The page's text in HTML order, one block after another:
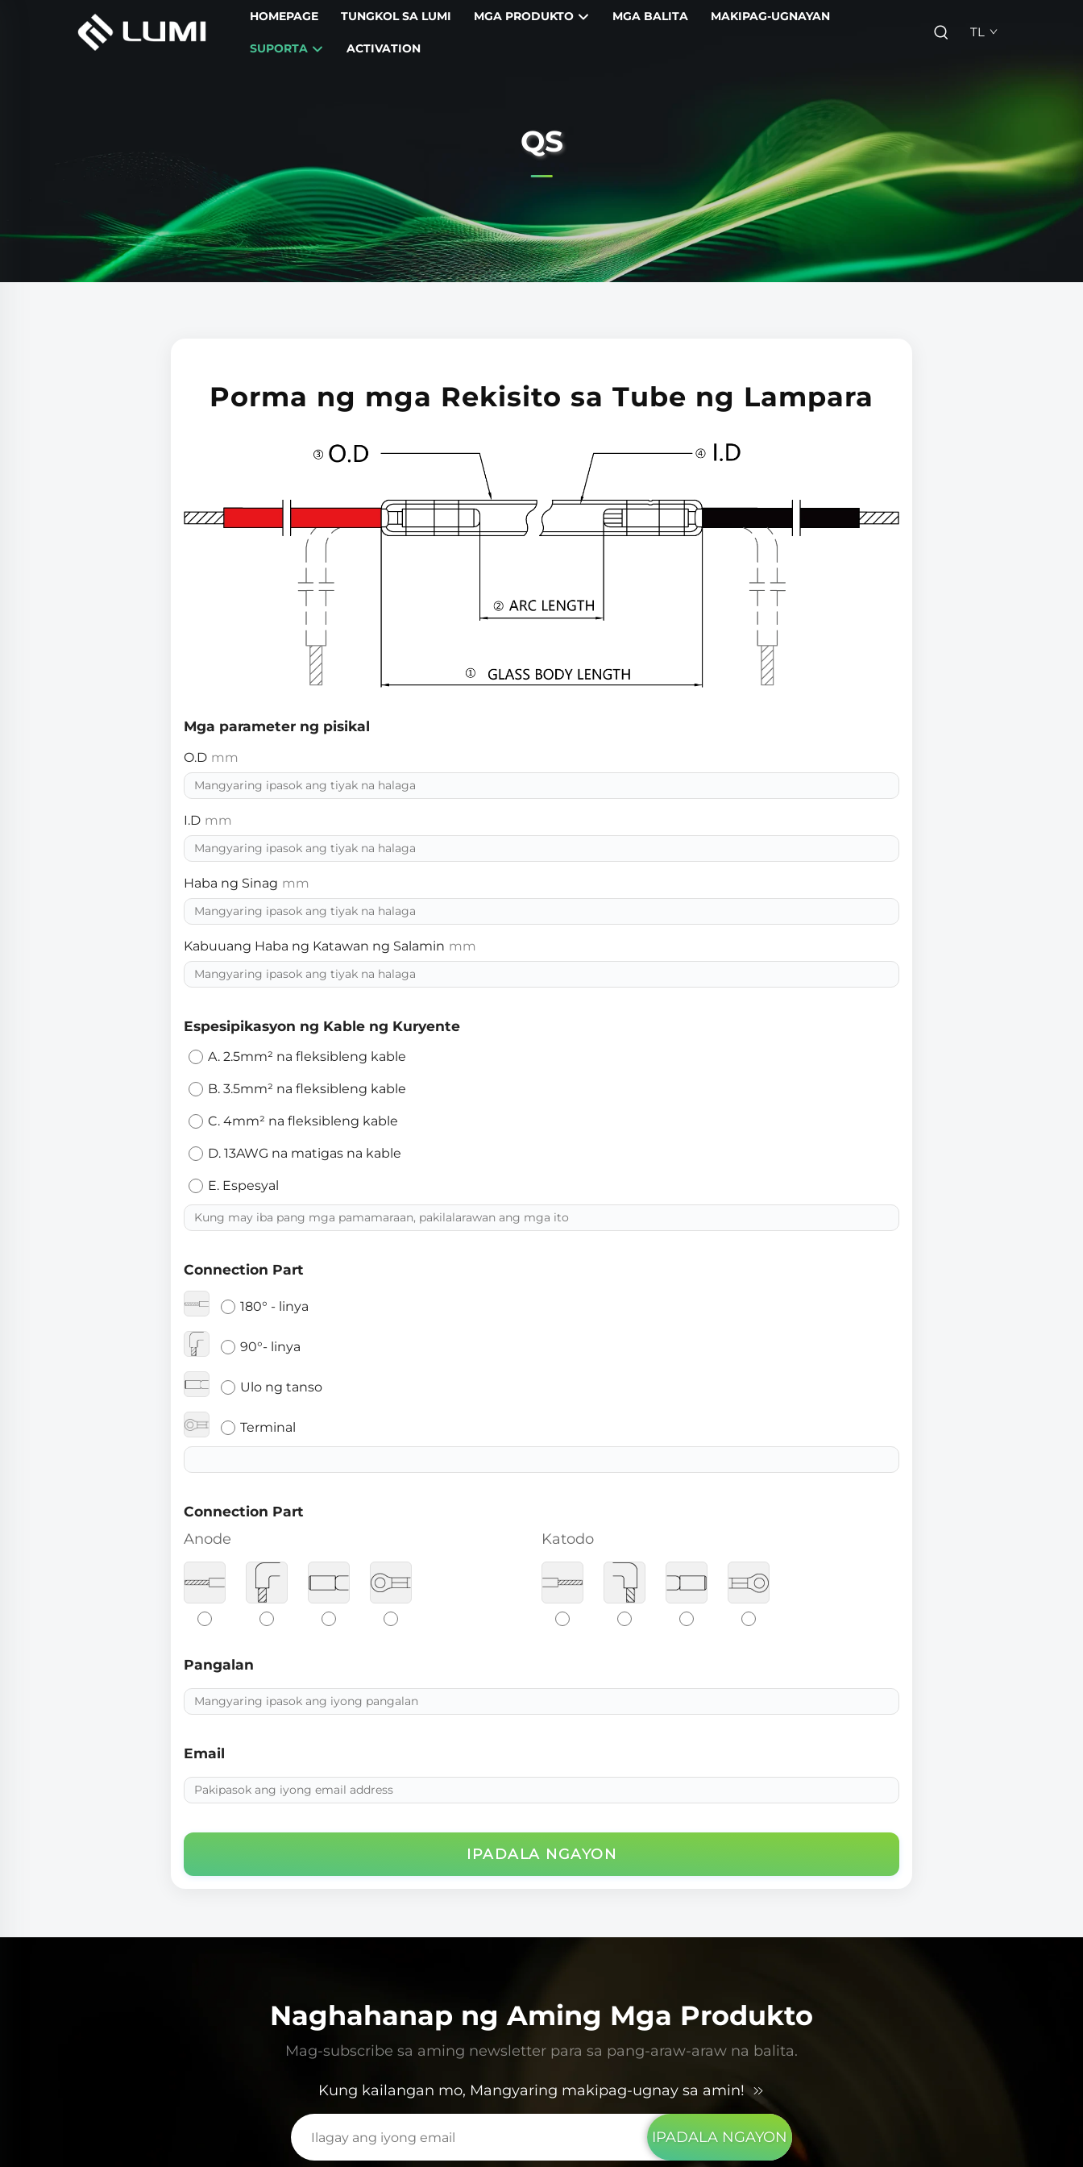
HOMEPAGE TUNGKOL SA LUMI MGA PRODUKTO MGA BALITA MAKIPAG-UGNAYAN
SUPORTA ACTIVATION
TL
QS
Porma ng mga Rekisito sa Tube ng Lampara
Mga parameter ng pisikal
O.D mm
I.D mm
Haba ng Sinag mm
Kabuuang Haba ng Katawan ng Salamin mm
Espesipikasyon ng Kable ng Kuryente
A. 2.5mm² na fleksibleng kable
B. 3.5mm² na fleksibleng kable
C. 4mm² na fleksibleng kable
D. 13AWG na matigas na kable
E. Espesyal
Connection Part
180° - linya
90°- linya
Ulo ng tanso
Terminal
Connection Part
Anode Katodo
Pangalan
Email
IPADALA NGAYON
Naghahanap ng Aming Mga Produkto
Mag-subscribe sa aming newsletter para sa pang-araw-araw na balita.
Kung kailangan mo, Mangyaring makipag-ugnay sa amin!
IPADALA NGAYON